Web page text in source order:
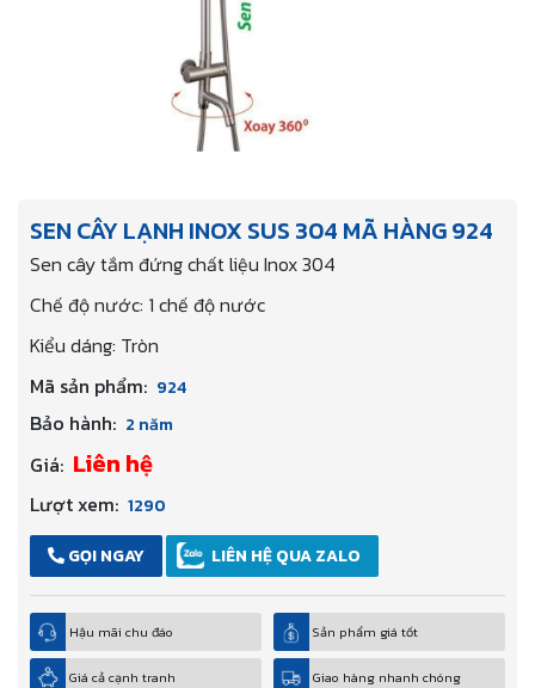
SEN CÂY LẠNH INOX SUS 304 MÃ HÀNG 924
Sen cây tắm đứng chất liệu Inox 304
Chế độ nước: 1 chế độ nước
Kiểu dáng: Tròn
Mã sản phẩm: 924
Bảo hành: 2 năm
Giá: Liên hệ
Lượt xem: 1290
GỌI NGAY
LIÊN HỆ QUA ZALO
Hậu mãi chu đáo Sản phẩm giá tốt
Giá cả cạnh tranh Giao hàng nhanh chóng